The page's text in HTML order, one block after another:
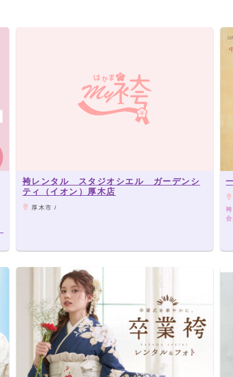
袴レンタル スタジオシエル ガーデンシ
ティ（イオン）厚木店
厚木市 /